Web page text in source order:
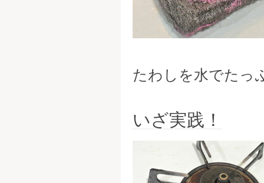
たわしを水でたっ
いざ実践！